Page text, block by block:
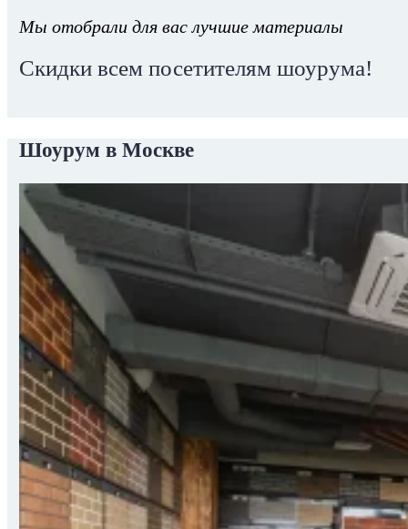
Мы отобрали для вас лучшие материалы
Скидки всем посетителям шоурума!
Шоурум в Москве